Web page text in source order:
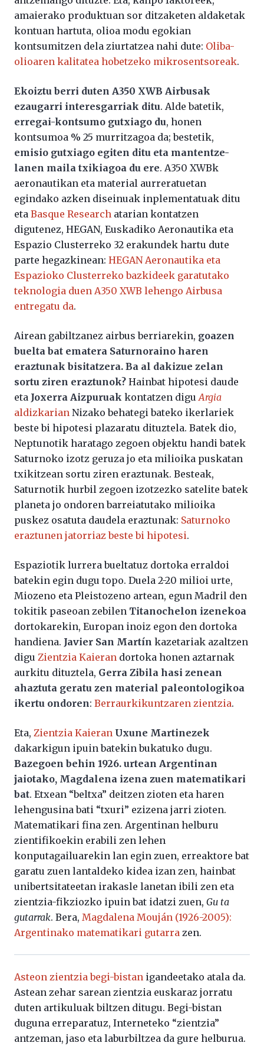
amaierako produktuan sor ditzaketen aldaketak
kontuan hartuta, olioa modu egokian
kontsumitzen dela ziurtatzea nahi dute: Oliba-
olioaren kalitatea hobetzeko mikrosentsoreak.
Ekoiztu berri duten A350 XWB Airbusak
ezaugarri interesgarriak ditu. Alde batetik,
erregai-kontsumo gutxiago du, honen
kontsumoa % 25 murritzagoa da; bestetik,
emisio gutxiago egiten ditu eta mantentze-
lanen maila txikiagoa du ere. A350 XWBk
aeronautikan eta material aurreratuetan
egindako azken diseinuak inplementatuak ditu
eta Basque Research atarian kontatzen
digutenez, HEGAN, Euskadiko Aeronautika eta
Espazio Clusterreko 32 erakundek hartu dute
parte hegazkinean: HEGAN Aeronautika eta
Espazioko Clusterreko bazkideek garatutako
teknologia duen A350 XWB lehengo Airbusa
entregatu da.
Airean gabiltzanez airbus berriarekin, goazen
buelta bat ematera Saturnoraino haren
eraztunak bisitatzera. Ba al dakizue zelan
sortu ziren eraztunok? Hainbat hipotesi daude
eta Joxerra Aizpuruak kontatzen diguArgia
aldizkarian Nizako behategi bateko ikerlariek
beste bi hipotesi plazaratu dituztela. Batek dio,
Neptunotik haratago zegoen objektu handi batek
Saturnoko izotz geruza jo eta milioika puskatan
txikitzean sortu ziren eraztunak. Besteak,
Saturnotik hurbil zegoen izotzezko satelite batek
planeta jo ondoren barreiatutako milioika
puskez osatuta daudela eraztunak: Saturnoko
eraztunen jatorriaz beste bi hipotesi.
Espaziotik lurrera bueltatuz dortoka erraldoi
batekin egin dugu topo. Duela 2-20 milioi urte,
Miozeno eta Pleistozeno artean, egun Madril den
tokitik paseoan zebilen Titanochelon izenekoa
dortokarekin, Europan inoiz egon den dortoka
handiena. Javier San Martín kazetariak azaltzen
digu Zientzia Kaieran dortoka honen aztarnak
aurkitu dituztela, Gerra Zibila hasi zenean
ahaztuta geratu zen material paleontologikoa
ikertu ondoren: Berraurkikuntzaren zientzia.
Eta, Zientzia Kaieran Uxune Martinezek
dakarkigun ipuin batekin bukatuko dugu.
Bazegoen behin 1926. urtean Argentinan
jaiotako, Magdalena izena zuen matematikari
bat. Etxean “beltxa” deitzen zioten eta haren
lehengusina bati “txuri” ezizena jarri zioten.
Matematikari fina zen. Argentinan helburu
zientifikoekin erabili zen lehen
konputagailuarekin lan egin zuen, erreaktore bat
garatu zuen lantaldeko kidea izan zen, hainbat
unibertsitateetan irakasle lanetan ibili zen eta
zientzia-fikziozko ipuin bat idatzi zuen, Gu ta
gutarrak. Bera, Magdalena Mouján (1926-2005):
Argentinako matematikari gutarra zen.
Asteon zientzia begi-bistan igandeetako atala da.
Astean zehar sarean zientzia euskaraz jorratu
duten artikuluak biltzen ditugu. Begi-bistan
duguna erreparatuz, Interneteko “zientzia”
antzeman, jaso eta laburbiltzea da gure helburua.